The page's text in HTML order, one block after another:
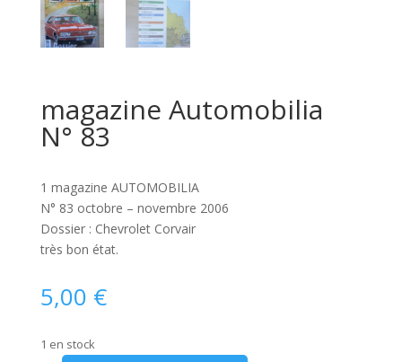
magazine Automobilia
N° 83
1 magazine AUTOMOBILIA
N° 83 octobre – novembre 2006
Dossier : Chevrolet Corvair
très bon état.
5,00 €
1 en stock